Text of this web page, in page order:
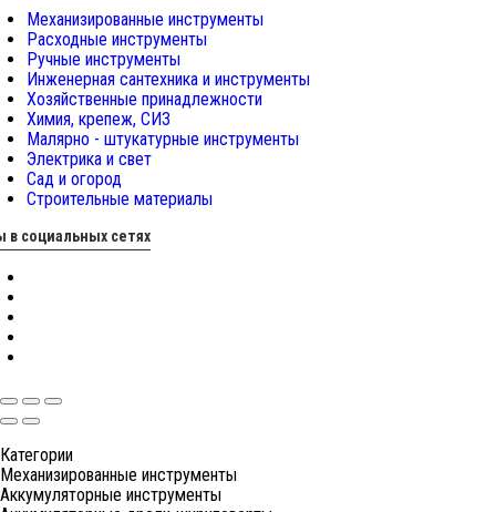
Механизированные инструменты
Расходные инструменты
Ручные инструменты
Инженерная сантехника и инструменты
Хозяйственные принадлежности
Химия, крепеж, СИЗ
Малярно - штукатурные инструменты
Электрика и свет
Сад и огород
Строительные материалы
в социальных сетях
Категории
Механизированные инструменты
Аккумуляторные инструменты